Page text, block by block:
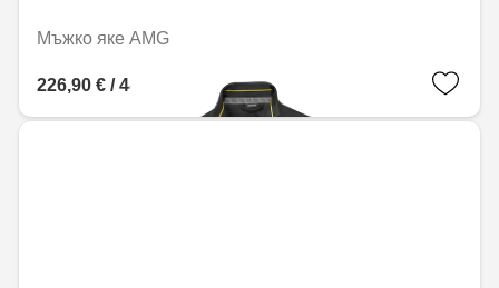
Мъжко яке AMG
226,90 € / 443,77 лв.